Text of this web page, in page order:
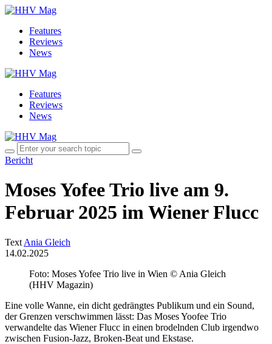
Features
Reviews
News
Features
Reviews
News
Bericht
Moses Yofee Trio live am 9.
Februar 2025 im Wiener Flucc
Text Ania Gleich
14.02.2025
Foto: Moses Yofee Trio live in Wien © Ania Gleich
(HHV Magazin)
Eine volle Wanne, ein dicht gedrängtes Publikum und ein Sound,
der Grenzen verschwimmen lässt: Das Moses Yoofee Trio
verwandelte das Wiener Flucc in einen brodelnden Club irgendwo
zwischen Fusion-Jazz, Broken-Beat und Ekstase.